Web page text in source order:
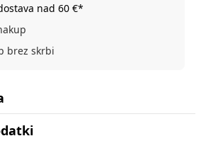
nad 60 €*
brez skrbi